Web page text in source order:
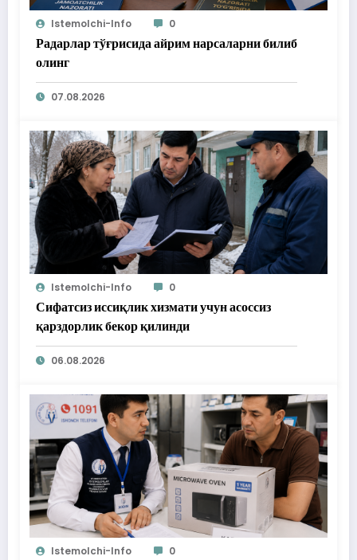
Istemolchi-Info 0
Радарлар тўғрисида айрим нарсаларни билиб
олинг
07.08.2026
Istemolchi-Info 0
Сифатсиз иссиқлик хизмати учун асоссиз
қарздорлик бекор қилинди
06.08.2026
Istemolchi-Info 0